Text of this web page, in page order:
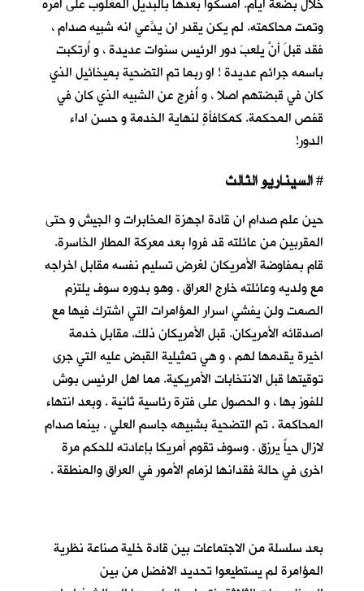
وتمت محاكمته. لم يكن يقدر ان يدَّعي انه شبيه صدام ،
فقد قبلَ أنْ يلعبَ دور الرئيس سنوات عديدة ، و اُرتكبت
باسمه جرائم عديدة ! او ربما تم التضحية بميخائيل الذي
كان في قبضتهم اصلا ، و أُفرِج عن الشبيه الذي كان في
قفص المحكمة. كمكافأةٍ لنهاية الخدمة و حسن اداء
الدور!
#
حين علم صدام ان قادة اجهزة المخابرات و الجيش و حتى
المقربين من عائلته قد فروا بعد معركة المطار الخاسرة.
قام بمفاوضة الأمريكان لغرض تسليم نفسه مقابل اخراجه
مع ولديه وعائلته خارج العراق . وهو بدوره سوف يلتزم
الصمت ولن يفشي اسرار المؤامرات التي اشترك فيها مع
اصدقائه الأمريكان. قبل الأمريكان ذلك. مقابل خدمة
اخيرة يقدمها لهم ، و هي تمثيلية القبض عليه التي جرى
توقيتها قبل الانتخابات الأمريكية. مما اهل الرئيس بوش
للفوز بها ، و الحصول على فترة رئاسية ثانية . وبعد انتهاء
المحاكمة . تم التضحية بشبيهه جاسم العلي . بينما صدام
لازال حياً يرزق . وسوف تقوم أمريكا بإعادته للحكم مرة
اخرى في حالة فقدانها لزمام الأمور في العراق والمنطقة .
بعد سلسلة من الاجتماعات بين قادة خلية صناعة نظرية
المؤامرة لم يستطيعوا تحديد الافضل من بين